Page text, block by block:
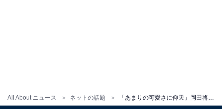
All About ニュース ネットの話題